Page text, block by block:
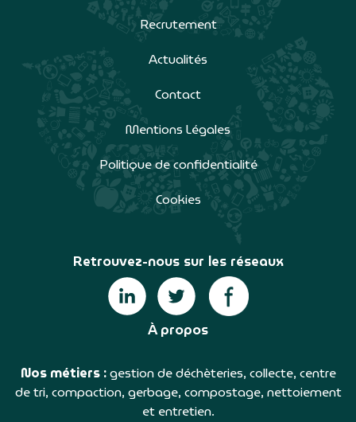
Recrutement
Actualités
Contact
Mentions Légales
Politique de confidentialité
Cookies
Retrouvez-nous sur les réseaux
À propos
Nos métiers :gestion de déchèteries, collecte, centre
de tri, compaction, gerbage, compostage, nettoiement
et entretien.